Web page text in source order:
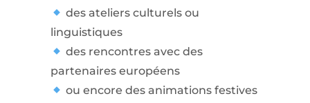
des ateliers culturels ou
linguistiques
des rencontres avec des
partenaires européens
ou encore des animations festives